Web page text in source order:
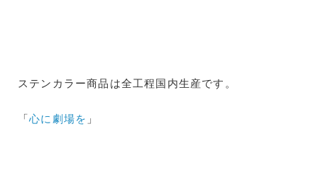
ステンカラー商品は全工程国内生産です。
「心に劇場を 」